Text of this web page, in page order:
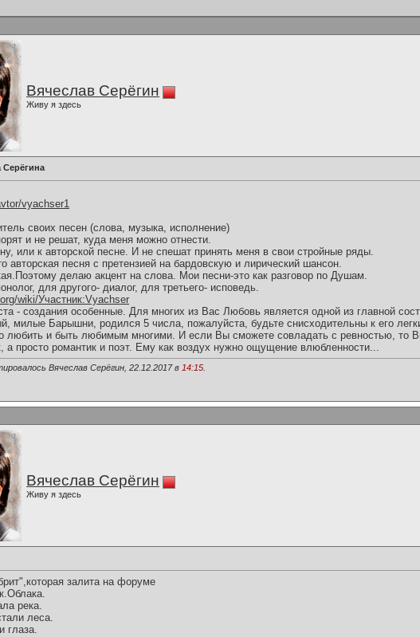
Вячеслав Серёгин
Живу я здесь
Серёгина
vyachser1
своих песен (слова, музыка, исполнение)
и не решат, куда меня можно отнести.
или к авторской песне. И не спешат принять меня в свои стройные ряды.
авторская песня с претензией на бардовскую и лирический шансон.
делаю акцент на слова. Мои песни-это как разговор по Душам.
для другого- диалог, для третьего- исповедь.
wiki/Участник:Vyachser
- создания особенные. Для многих из Вас Любовь является одной из главной
милые Барышни, родился 5 числа, пожалуйста, будьте снисходительны к его
любить и быть любимым многими. И если Вы сможете совладать с ревностью, то
а просто романтик и поэт. Ему как воздух нужно ощущение влюбленности...
Вячеслав Серёгин, 22.12.2017 в 14:15
Вячеслав Серёгин
Живу я здесь
залита на форуме
река.
леса.
глаза.